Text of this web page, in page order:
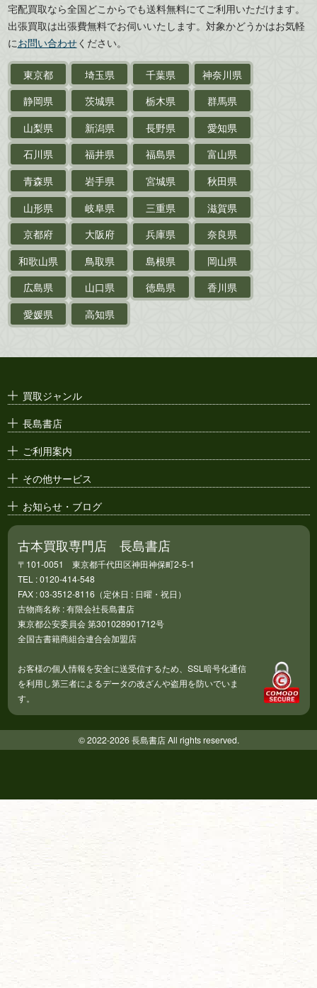
武道書・武術書
近代文学・
サイン色紙
作家草稿・原稿・肉筆物
探偵小説・推理小説
乗物
鉄道・
電車・バス
戦前・戦中の紙物・資料
絵葉書
支那・満洲・朝鮮・
台湾関係古資料
ポスター・チラシ・
徳島県
香川県
愛媛県
宅配買取なら全国どこからでも送料無料にてご利用いただけます。
出張買取は出張費無料でお伺いいたします。対象かどうかはお気軽
にお問い合わせください。
東京都 埼玉県 千葉県
神奈川県
静岡県
茨城県 栃木県
群馬県
山梨県
新潟県 長野県
愛知県
石川県
福井県 福島県
富山県
青森県
岩手県 宮城県
秋田県
山形県
岐阜県 三重県
滋賀県
京都府
大阪府 兵庫県
奈良県
和歌山県
鳥取県 島根県
岡山県
広島県
山口県 徳島県
香川県
愛媛県
高知県
買取ジャンル
長島書店
ご利用案内
その他サービス
お知らせ・ブログ
古本買取専門店 長島書店
〒101-0051 東京都千代田区神田神保町2-5-1
TEL : 0120-414-548
FAX : 03-3512-8116（定休日 : 日曜・祝日）
古物商名称 : 有限会社長島書店
東京都公安委員会 第301028901712号
全国古書籍商組合連合会加盟店
お客様の個人情報を安全に送受信するため、SSL暗号化通信
を利用し第三者によるデータの改ざんや盗用を防いでいま
す。
© 2022-2026 長島書店 All rights reserved.